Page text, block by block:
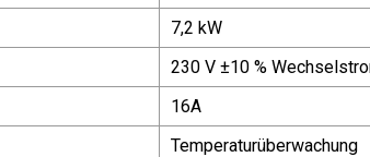
7,2 kW
230 V ±10 %
16A
Temperaturüberwachung